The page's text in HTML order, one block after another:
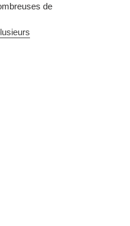
de